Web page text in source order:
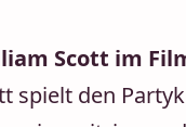
Scott im
spielt den